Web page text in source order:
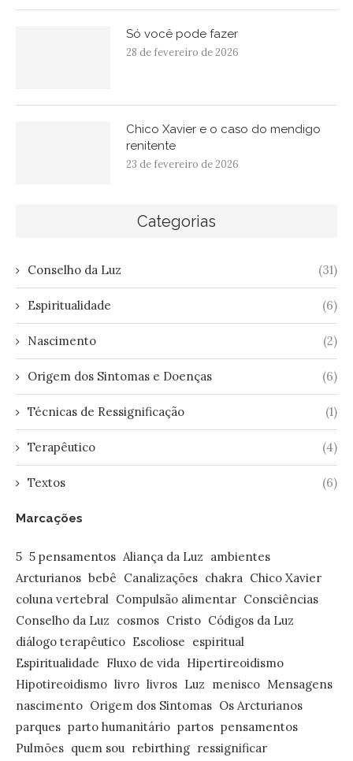
Só você pode fazer
28 de fevereiro de 2026
Chico Xavier e o caso do mendigo
renitente
23 de fevereiro de 2026
Categorias
Conselho da Luz (31)
Espiritualidade (6)
Nascimento (2)
Origem dos Sintomas e Doenças (6)
Técnicas de Ressignificação (1)
Terapêutico (4)
Textos (6)
Marcações
5 5 pensamentos Aliança da Luz ambientes
Arcturianos bebê Canalizações chakra Chico Xavier
coluna vertebral Compulsão alimentar Consciências
Conselho da Luz cosmos Cristo Códigos da Luz
diálogo terapêutico Escoliose espiritual
Espiritualidade Fluxo de vida Hipertireoidismo
Hipotireoidismo livro livros Luz menisco Mensagens
nascimento Origem dos Sintomas Os Arcturianos
parques parto humanitário partos pensamentos
Pulmões quem sou rebirthing ressignificar